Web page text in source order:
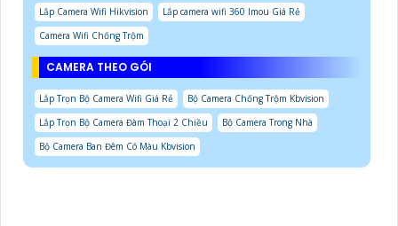
Lắp Camera Wifi Hikvision
Lắp camera wifi 360 Imou Giá Rẻ
Camera Wifi Chống Trộm
CAMERA THEO GÓI
Lắp Trọn Bộ Camera Wifi Giá Rẻ
Bộ Camera Chống Trộm Kbvision
Lắp Trọn Bộ Camera Đàm Thoại 2 Chiều
Bộ Camera Trong Nhà
Bộ Camera Ban Đêm Có Màu Kbvision